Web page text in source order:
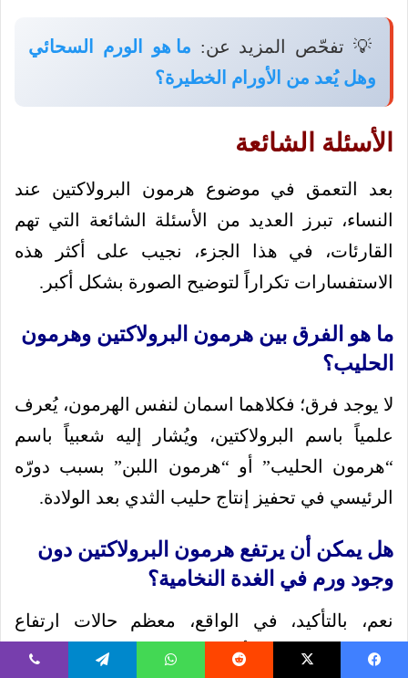
💡 تفحّص المزيد عن: ما هو الورم السحائي
وهل يُعد من الأورام الخطيرة؟
الأسئلة الشائعة
بعد التعمق في موضوع هرمون البرولاكتين عند
النساء، تبرز العديد من الأسئلة الشائعة التي تهم
القارئات، في هذا الجزء، نجيب على أكثر هذه
الاستفسارات تكراراً لتوضيح الصورة بشكل أكبر.
ما هو الفرق بين هرمون البرولاكتين وهرمون
الحليب؟
لا يوجد فرق؛ فكلاهما اسمان لنفس الهرمون، يُعرف
علمياً باسم البرولاكتين، ويُشار إليه شعبياً باسم
“هرمون الحليب” أو “هرمون اللبن” بسبب دورّه
الرئيسي في تحفيز إنتاج حليب الثدي بعد الولادة.
هل يمكن أن يرتفع هرمون البرولاكتين دون
وجود ورم في الغدة النخامية؟
نعم، بالتأكيد، في الواقع، معظم حالات ارتفاع
البرولاكتين تكون لأسباب وظيفية وليست بسبب